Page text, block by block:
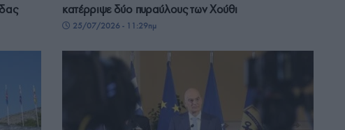
κατέρριψε δύο πυραύλους των Χούθι
25/07/2026 - 11:29πμ